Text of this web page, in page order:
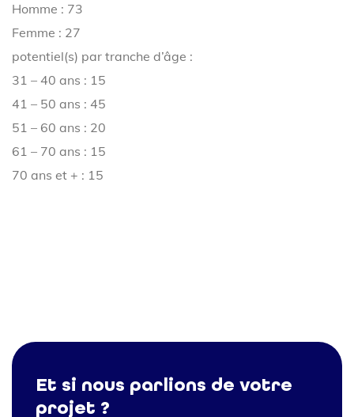
Homme : 73
Femme : 27
potentiel(s) par tranche d’âge :
31 – 40 ans : 15
41 – 50 ans : 45
51 – 60 ans : 20
61 – 70 ans : 15
70 ans et + : 15
Et si nous parlions de votre
projet ?